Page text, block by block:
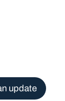
update